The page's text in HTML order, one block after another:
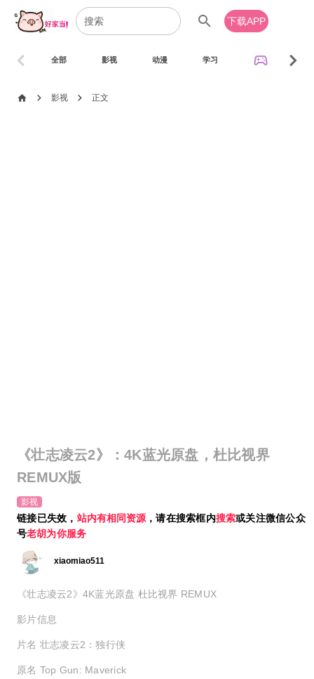
search 下载APP
全部 影视 动漫 学习 sports_esports
chevron_left chevron_right
home chevron_right 影视 chevron_right 正文
《壮志凌云2》：4K蓝光原盘，杜比视界
REMUX版
影视
链接已失效， 站内有相同资源 ，请在搜索框内搜索或关注微信公众
号老胡为你服务
xiaomiao511
《壮志凌云2》4K蓝光原盘 杜比视界 REMUX
影片信息
片名 壮志凌云2：独行侠
原名 Top Gun: Maverick